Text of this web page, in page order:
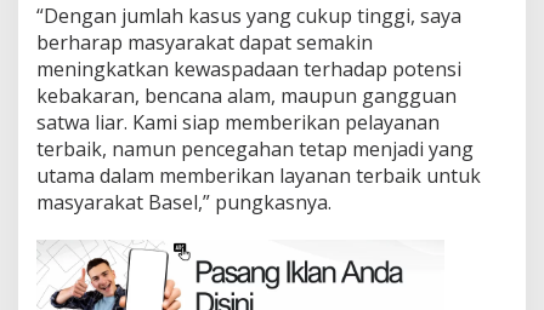
“Dengan jumlah kasus yang cukup tinggi, saya
berharap masyarakat dapat semakin
meningkatkan kewaspadaan terhadap potensi
kebakaran, bencana alam, maupun gangguan
satwa liar. Kami siap memberikan pelayanan
terbaik, namun pencegahan tetap menjadi yang
utama dalam memberikan layanan terbaik untuk
masyarakat Basel,” pungkasnya.